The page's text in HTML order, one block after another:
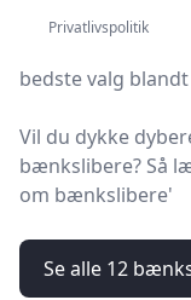
Uanset om du
bedste valg
Vil du dykke
bænkslibere? Så
om bænkslibere'
Se alle 12
Privatlivspolitik